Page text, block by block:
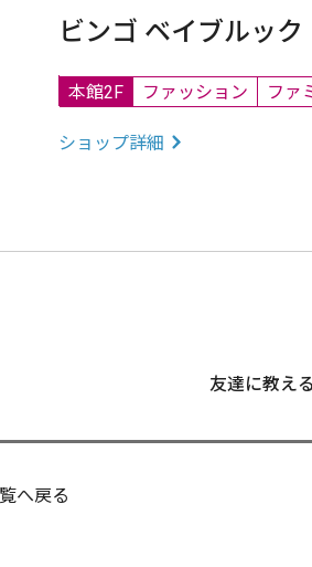
ビンゴ ベイブルック
本館2F ファッション ファ
ショップ詳細
友達に教える
へ戻る